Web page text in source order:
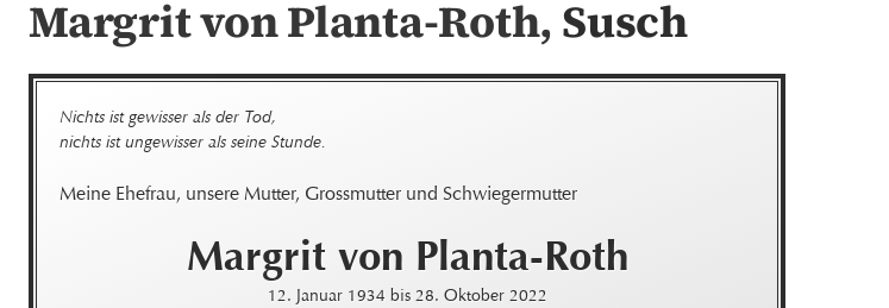
Margrit von Planta-Roth, Susch
Nichts ist gewisser als der Tod,
nichts ist ungewisser als seine Stunde.
Meine Ehefrau, unsere Mutter, Grossmutter und Schwiegermutter
Margrit von Planta-Roth
12. Januar 1934 bis 28. Oktober 2022